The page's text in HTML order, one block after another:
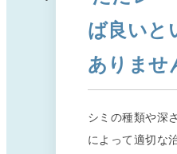
ば良いと
ありませ
シミの種類や深
によって適切な